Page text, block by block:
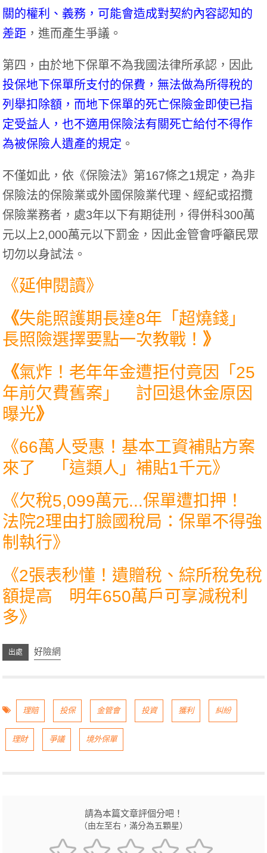
關的權利、義務，可能會造成對契約內容認知的
差距 ，進而產生爭議。
第四，由於地下保單不為我國法律所承認，因此
投保地下保單所支付的保費，無法做為所得稅的
列舉扣除額，而地下保單的死亡保險金即使已指
定受益人，也不適用保險法有關死亡給付不得作
為被保險人遺產的規定 。
不僅如此，依《保險法》第167條之1規定，為非
保險法的保險業或外國保險業代理、經紀或招攬
保險業務者，處3年以下有期徒刑，得併科300萬
元以上2,000萬元以下罰金，因此金管會呼籲民眾
切勿以身試法。
《延伸閱讀》
《失能照護期長達8年「超燒錢」
長照險選擇要點一次教戰！ 》
《氣炸！老年年金遭拒付竟因「25
年前欠費舊案」 討回退休金原因
曝光》
《66萬人受惠！基本工資補貼方案
來了 「這類人」補貼1千元》
《欠稅5,099萬元...保單遭扣押！
法院2理由打臉國稅局：保單不得強
制執行》
《2張表秒懂！遺贈稅、綜所稅免稅
額提高 明年650萬戶可享減稅利
多》
好險網
理賠 投保 金管會 投資 獲利 糾紛
理財 爭議 境外保單
請為本篇文章評個分吧！
（由左至右，滿分為五顆星）